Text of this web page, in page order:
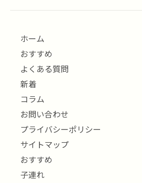
ホーム
おすすめ
よくある質問
新着
コラム
お問い合わせ
プライバシーポリシー
サイトマップ
おすすめ
子連れ